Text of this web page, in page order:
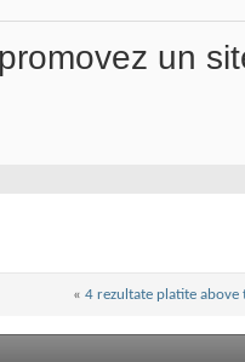
un
« 4 rezultate platite above